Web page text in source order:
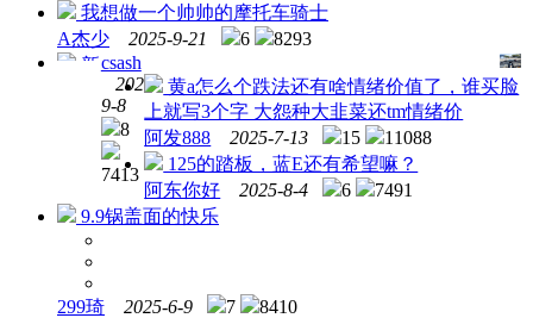
我想做一个帅帅的摩托车骑士
A杰少
2025-9-21 6
8293
新csash
2025-
9-8
8
7413
黄a怎么个跌法还有啥情绪价值了，谁买脸
上就写3个字 大怨种大韭菜还tm情绪价
阿发888
2025-7-13 15
11088
125的踏板，蓝E还有希望嘛？
阿东你好
2025-8-4 6
7491
9.9锅盖面的快乐
299琦 2025-6-9 7
8410